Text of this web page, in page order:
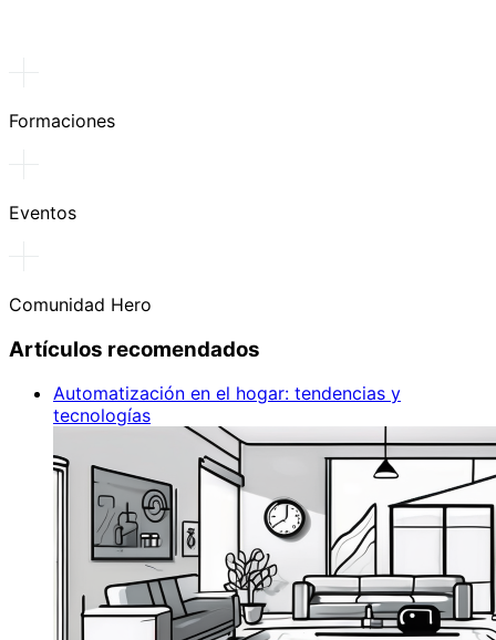
Formaciones
Eventos
Comunidad Hero
Artículos recomendados
Automatización en el hogar: tendencias y
tecnologías